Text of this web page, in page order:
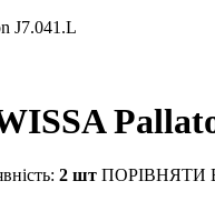
J7.041.L
2 шт ПОРІВНЯТИ